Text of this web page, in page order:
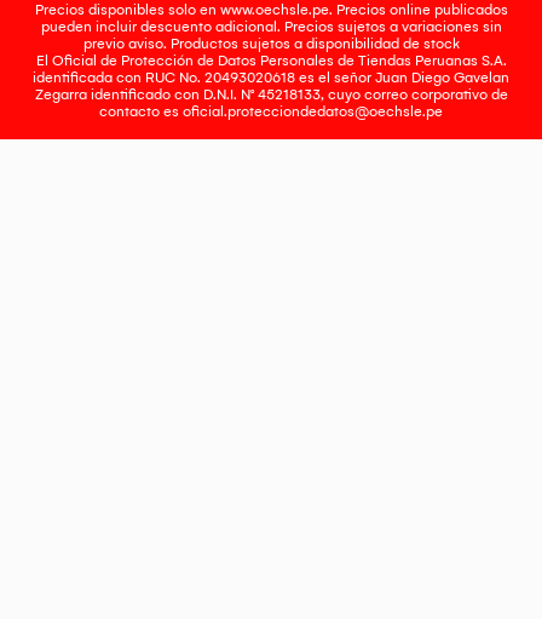
Precios disponibles solo en www.oechsle.pe. Precios online publicados
pueden incluir descuento adicional. Precios sujetos a variaciones sin
previo aviso. Productos sujetos a disponibilidad de stock
El Oficial de Protección de Datos Personales de Tiendas Peruanas S.A.
identificada con RUC No. 20493020618 es el señor Juan Diego Gavelan
Zegarra identificado con D.N.I. N° 45218133, cuyo correo corporativo de
contacto es oficial.protecciondedatos@oechsle.pe